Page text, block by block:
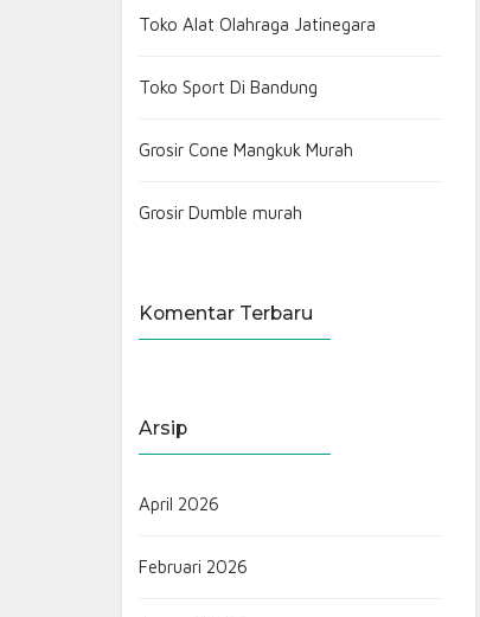
Toko Alat Olahraga Jatinegara
Toko Sport Di Bandung
Grosir Cone Mangkuk Murah
Grosir Dumble murah
Komentar Terbaru
Arsip
April 2026
Februari 2026